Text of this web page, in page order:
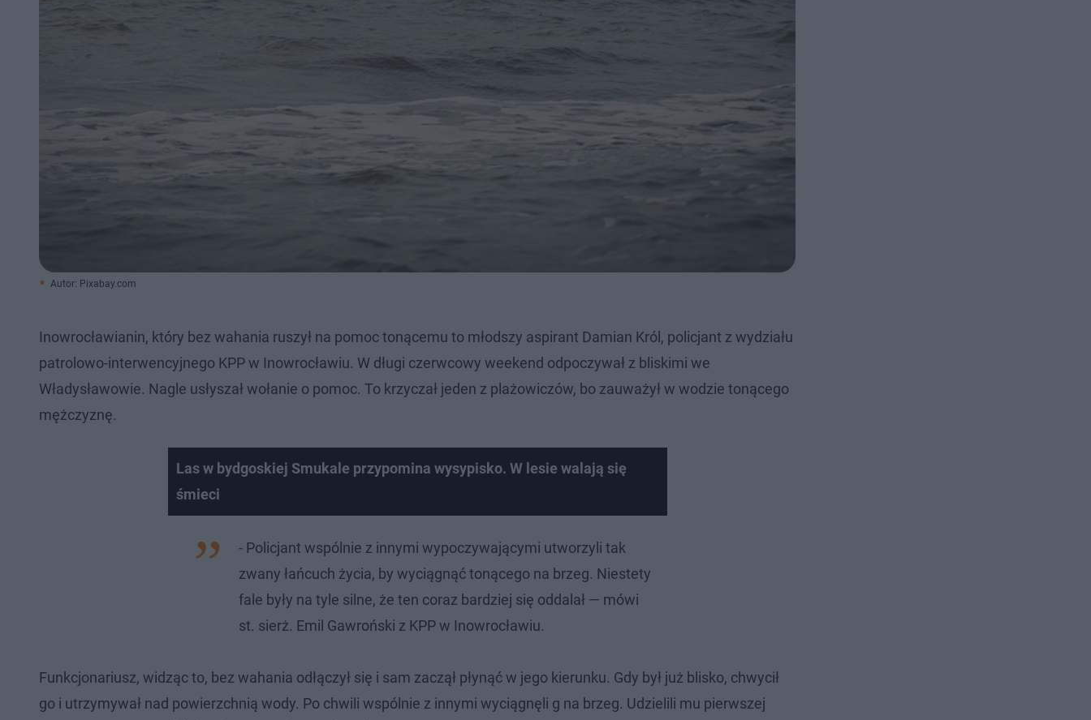
Autor: Pixabay.com
Inowrocławianin, który bez wahania ruszył na pomoc tonącemu to młodszy aspirant Damian Król, policjant z wydziału
patrolowo-interwencyjnego KPP w Inowrocławiu. W długi czerwcowy weekend odpoczywał z bliskimi we
Władysławowie. Nagle usłyszał wołanie o pomoc. To krzyczał jeden z plażowiczów, bo zauważył w wodzie tonącego
mężczyznę.
Las w bydgoskiej Smukale przypomina wysypisko. W lesie walają się
śmieci
- Policjant wspólnie z innymi wypoczywającymi utworzyli tak
zwany łańcuch życia, by wyciągnąć tonącego na brzeg. Niestety
fale były na tyle silne, że ten coraz bardziej się oddalał — mówi
st. sierż. Emil Gawroński z KPP w Inowrocławiu.
Funkcjonariusz, widząc to, bez wahania odłączył się i sam zaczął płynąć w jego kierunku. Gdy był już blisko, chwycił
go i utrzymywał nad powierzchnią wody. Po chwili wspólnie z innymi wyciągnęli g na brzeg. Udzielili mu pierwszej